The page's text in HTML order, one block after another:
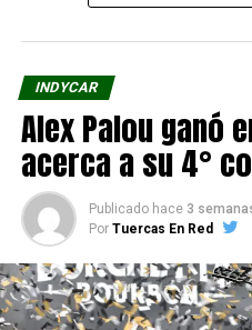
INDYCAR
Alex Palou ganó
acerca a su 4°
Publicado hace 3
Por Tuercas En Red